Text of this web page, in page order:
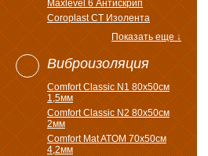
Maxlevel 6 Антискрип
Coroplast CT Изолента
Показать еще ↓
Виброизоляция
Comfort Classic N1 80x50см
1,5мм
Comfort Classic N2 80x50см
2мм
Comfort Mat ATOM 70x50см
4,2мм